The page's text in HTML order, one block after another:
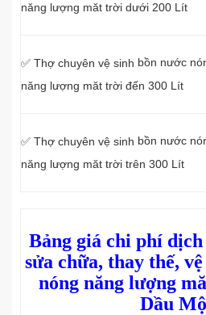
năng lượng măt trời dưới 200 Lít
✅ Thợ chuyên vệ sinh bồn nước
năng lượng măt trời đến 300 Lít
✅ Thợ chuyên vệ sinh bồn nước
năng lượng măt trời trên 300 Lít
Bảng giá chi phí
sửa chữa, thay thế,
nóng năng lượng
Dầu